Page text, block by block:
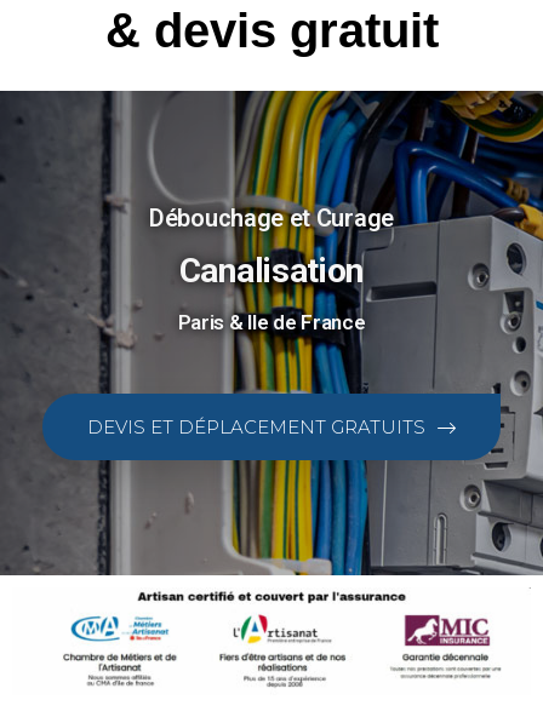
& devis gratuit
Débouchage et Curage
Canalisation
Paris & Ile de France
DEVIS ET DÉPLACEMENT GRATUITS